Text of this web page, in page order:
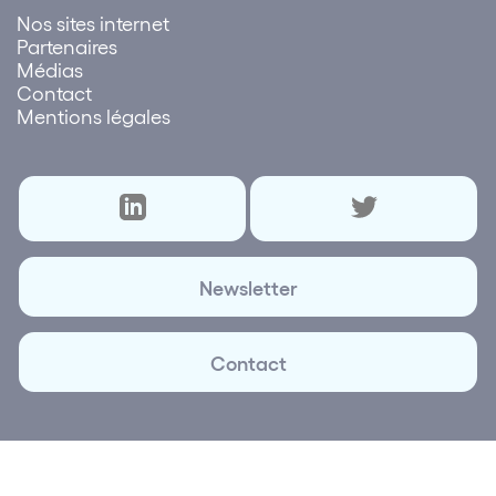
Nos sites internet
Partenaires
Médias
Contact
Mentions légales
Newsletter
Contact